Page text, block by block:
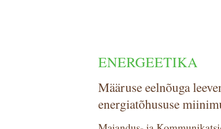
ENERGEETIKA
Määruse eelnõuga
energiatõhususe